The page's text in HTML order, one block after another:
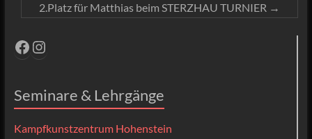
2.Platz für Matthias beim STERZHAU TURNIER →
Facebook
Instagram
Seminare & Lehrgänge
Kampfkunstzentrum Hohenstein